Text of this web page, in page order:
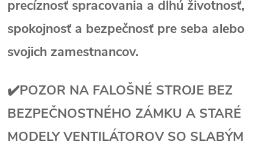
precíznosť spracovania a dlhú životnosť,
spokojnosť a bezpečnosť pre seba alebo
svojich zamestnancov.
✔️POZOR NA FALOŠNÉ STROJE BEZ
BEZPEČNOSTNÉHO ZÁMKU A STARÉ
MODELY VENTILÁTOROV SO SLABÝM